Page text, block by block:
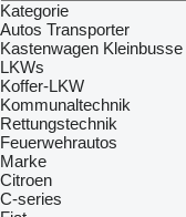
Kategorie
Autos Transporter
Kastenwagen Kleinbusse
LKWs
Koffer-LKW
Kommunaltechnik
Rettungstechnik
Feuerwehrautos
Marke
Citroen
C-series